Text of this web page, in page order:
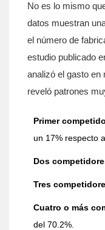
No es lo mismo
datos muestran
el número de
estudio publicado
analizó el gasto
reveló patrones
Primer
un 17% respecto
Dos
Tres
Cuatro o más
del 70.2%.